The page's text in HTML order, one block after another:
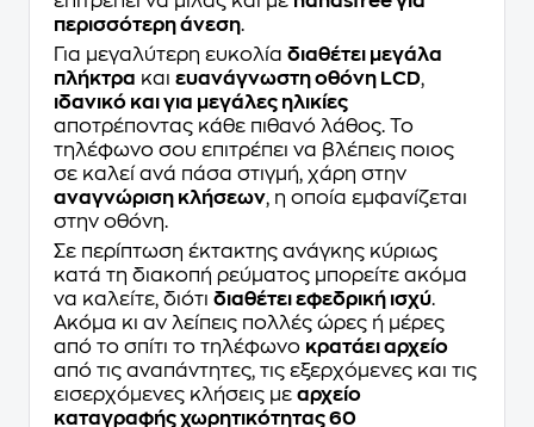
περισσότερη άνεση.
Για μεγαλύτερη ευκολία διαθέτει μεγάλα
πλήκτρα και ευανάγνωστη οθόνη LCD,
ιδανικό και για μεγάλες ηλικίες
αποτρέποντας κάθε πιθανό λάθος. Το
τηλέφωνο σου επιτρέπει να βλέπεις ποιος
σε καλεί ανά πάσα στιγμή, χάρη στην
αναγνώριση κλήσεων, η οποία εμφανίζεται
στην οθόνη.
Σε περίπτωση έκτακτης ανάγκης κύριως
κατά τη διακοπή ρεύματος μπορείτε ακόμα
να καλείτε, διότι διαθέτει εφεδρική ισχύ.
Ακόμα κι αν λείπεις πολλές ώρες ή μέρες
από το σπίτι το τηλέφωνο κρατάει αρχείο
από τις αναπάντητες, τις εξερχόμενες και τις
εισερχόμενες κλήσεις με αρχείο
καταγραφής χωρητικότητας 60